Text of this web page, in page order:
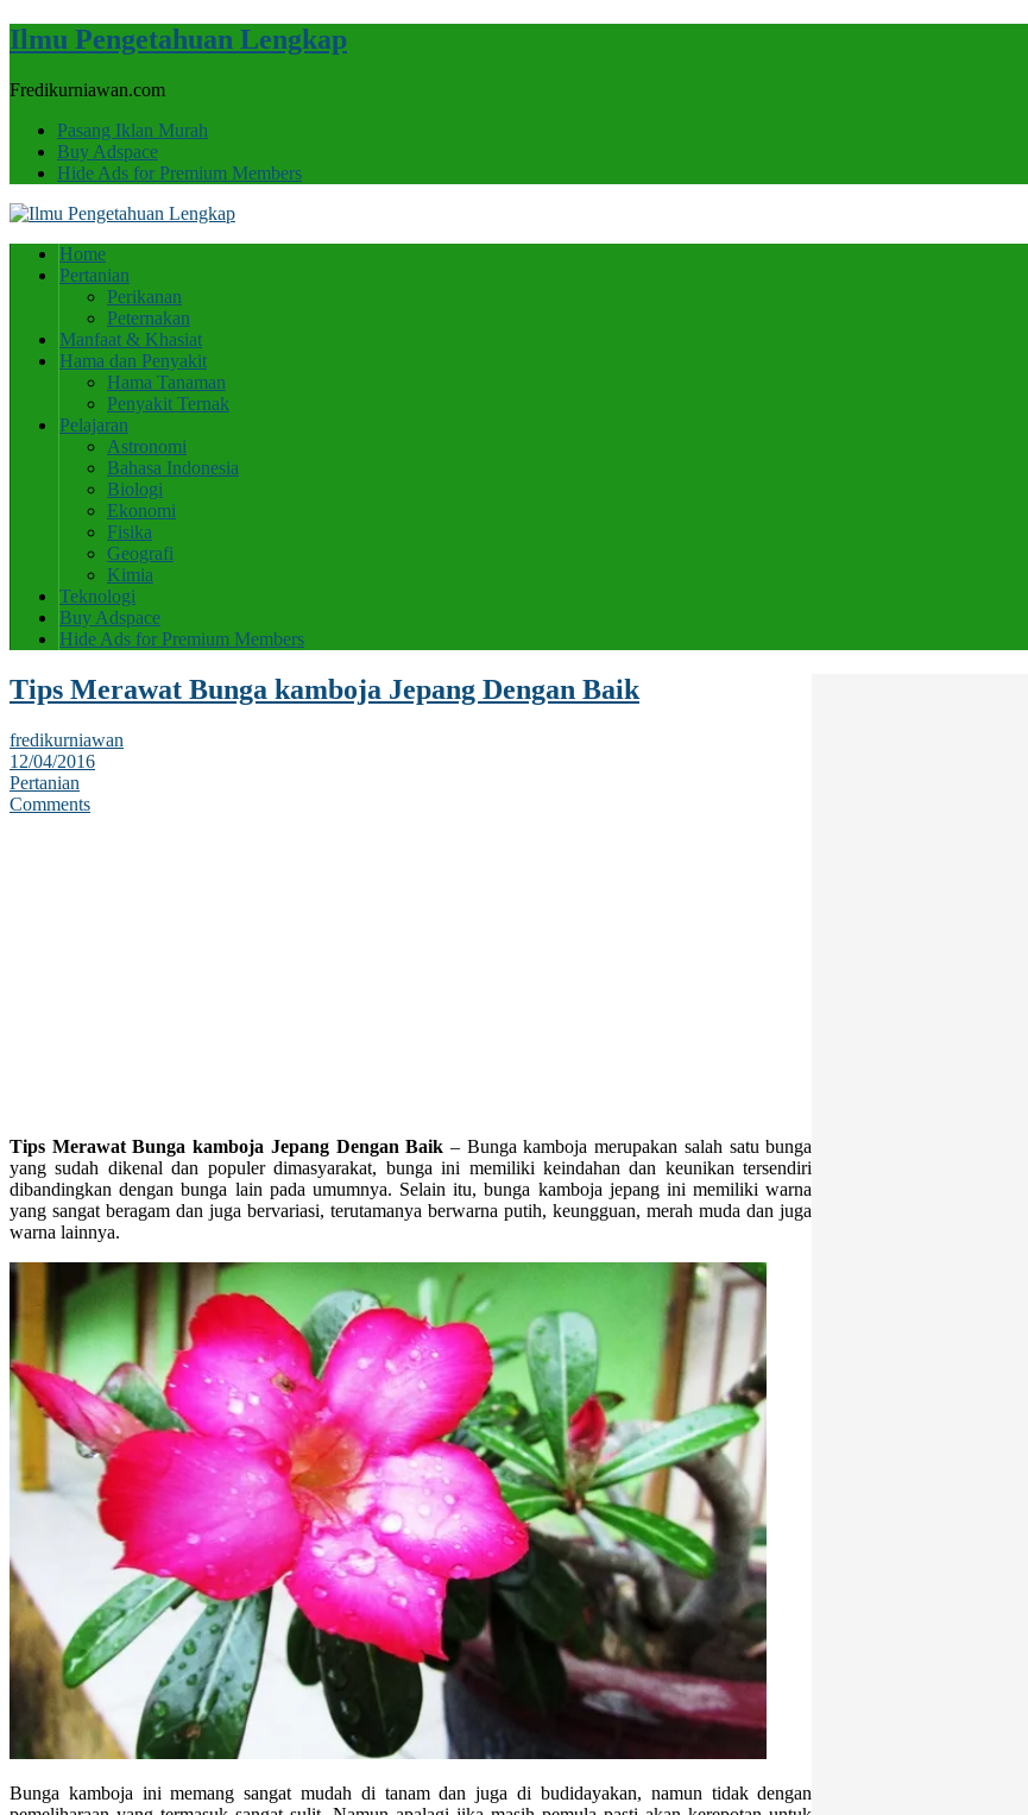
Ilmu Pengetahuan Lengkap
Fredikurniawan.com
Pasang Iklan Murah
Buy Adspace
Hide Ads for Premium Members
Home
Pertanian
Perikanan
Peternakan
Manfaat & Khasiat
Hama dan Penyakit
Hama Tanaman
Penyakit Ternak
Pelajaran
Astronomi
Bahasa Indonesia
Biologi
Ekonomi
Fisika
Geografi
Kimia
Teknologi
Buy Adspace
Hide Ads for Premium Members
Tips Merawat Bunga kamboja Jepang Dengan Baik
fredikurniawan
12/04/2016
Pertanian
Comments
Tips Merawat Bunga kamboja Jepang Dengan Baik – Bunga kamboja merupakan salah satu bunga
yang sudah dikenal dan populer dimasyarakat, bunga ini memiliki keindahan dan keunikan tersendiri
dibandingkan dengan bunga lain pada umumnya. Selain itu, bunga kamboja jepang ini memiliki warna
yang sangat beragam dan juga bervariasi, terutamanya berwarna putih, keungguan, merah muda dan juga
warna lainnya.
Bunga kamboja ini memang sangat mudah di tanam dan juga di budidayakan, namun tidak dengan